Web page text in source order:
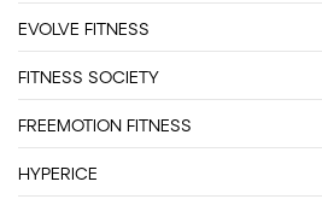
EVOLVE FITNESS
FITNESS SOCIETY
FREEMOTION FITNESS
HYPERICE